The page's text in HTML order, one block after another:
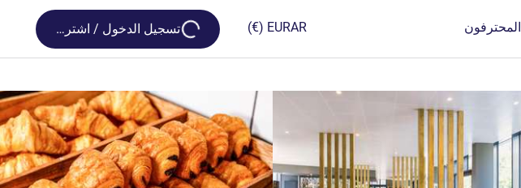
المحترفون AR
EUR
(€)
Loading...
تسجيل الدخول / اشترك